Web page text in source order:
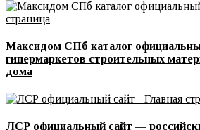
Максидом СПб каталог
гипермаркетов строительных
дома
ЛСР официальный сайт —